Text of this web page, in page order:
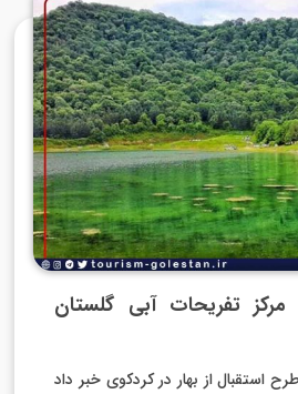
تفریحات آبی گلستان
استقبال از بهار در کردکوی خبر داد